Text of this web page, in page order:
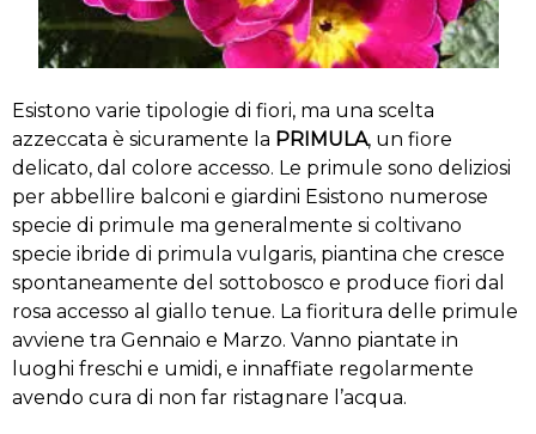
Esistono varie tipologie di fiori, ma una scelta
azzeccata è sicuramente la PRIMULA, un fiore
delicato, dal colore accesso. Le primule sono deliziosi
per abbellire balconi e giardini Esistono numerose
specie di primule ma generalmente si coltivano
specie ibride di primula vulgaris, piantina che cresce
spontaneamente del sottobosco e produce fiori dal
rosa accesso al giallo tenue. La fioritura delle primule
avviene tra Gennaio e Marzo. Vanno piantate in
luoghi freschi e umidi, e innaffiate regolarmente
avendo cura di non far ristagnare l’acqua.